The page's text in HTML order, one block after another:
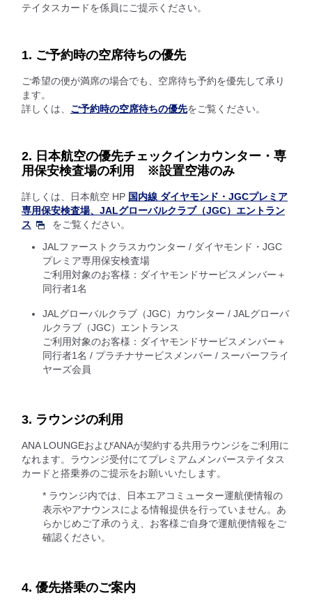
テイタスカードを係員にご提示ください。
1. ご予約時の空席待ちの優先
ご希望の便が満席の場合でも、空席待ち予約を優先して承り
ます。
詳しくは、 ご予約時の空席待ちの優先をご覧ください。
2. 日本航空の優先チェックインカウンター・専
用保安検査場の利用 ※設置空港のみ
詳しくは、日本航空 HP 国内線 ダイヤモンド・JGCプレミア
専用保安検査場、JALグローバルクラブ（JGC）エントラン
ス
をご覧ください。
JALファーストクラスカウンター / ダイヤモンド・JGC
プレミア専用保安検査場
ご利用対象のお客様：ダイヤモンドサービスメンバー＋
同行者1名
JALグローバルクラブ（JGC）カウンター / JALグローバ
ルクラブ（JGC）エントランス
ご利用対象のお客様：ダイヤモンドサービスメンバー＋
同行者1名 / プラチナサービスメンバー / スーパーフライ
ヤーズ会員
3. ラウンジの利用
ANA LOUNGEおよびANAが契約する共用ラウンジをご利用に
なれます。ラウンジ受付にてプレミアムメンバーステイタス
カードと搭乗券のご提示をお願いいたします。
* ラウンジ内では、日本エアコミューター運航便情報の
表示やアナウンスによる情報提供を行っていません。あ
らかじめご了承のうえ、お客様ご自身で運航便情報をご
確認ください。
4. 優先搭乗のご案内